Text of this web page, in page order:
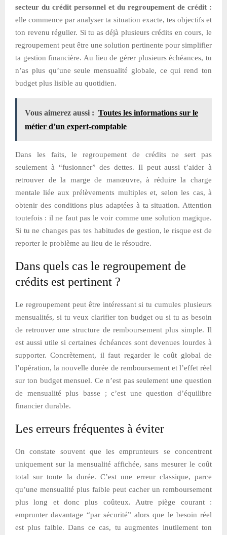
secteur du crédit personnel et du regroupement de crédit :
elle commence par analyser ta situation exacte, tes objectifs et
ton revenu régulier. Si tu as déjà plusieurs crédits en cours, le
regroupement peut être une solution pertinente pour simplifier
ta gestion financière. Au lieu de gérer plusieurs échéances, tu
n’as plus qu’une seule mensualité globale, ce qui rend ton
budget plus lisible au quotidien.
Vous aimerez aussi : Toutes les informations sur le
métier d’un expert-comptable
Dans les faits, le regroupement de crédits ne sert pas
seulement à “fusionner” des dettes. Il peut aussi t’aider à
retrouver de la marge de manœuvre, à réduire la charge
mentale liée aux prélèvements multiples et, selon les cas, à
obtenir des conditions plus adaptées à ta situation. Attention
toutefois : il ne faut pas le voir comme une solution magique.
Si tu ne changes pas tes habitudes de gestion, le risque est de
reporter le problème au lieu de le résoudre.
Dans quels cas le regroupement de
crédits est pertinent ?
Le regroupement peut être intéressant si tu cumules plusieurs
mensualités, si tu veux clarifier ton budget ou si tu as besoin
de retrouver une structure de remboursement plus simple. Il
est aussi utile si certaines échéances sont devenues lourdes à
supporter. Concrètement, il faut regarder le coût global de
l’opération, la nouvelle durée de remboursement et l’effet réel
sur ton budget mensuel. Ce n’est pas seulement une question
de mensualité plus basse ; c’est une question d’équilibre
financier durable.
Les erreurs fréquentes à éviter
On constate souvent que les emprunteurs se concentrent
uniquement sur la mensualité affichée, sans mesurer le coût
total sur toute la durée. C’est une erreur classique, parce
qu’une mensualité plus faible peut cacher un remboursement
plus long et donc plus coûteux. Autre piège courant :
emprunter davantage “par sécurité” alors que le besoin réel
est plus faible. Dans ce cas, tu augmentes inutilement ton